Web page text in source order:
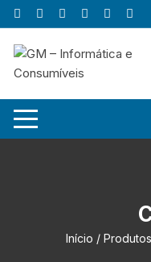
Skip
to
content
Início /